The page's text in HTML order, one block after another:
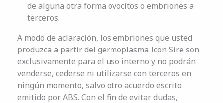
de alguna otra forma ovocitos o embriones a
terceros.
A modo de aclaración, los embriones que usted
produzca a partir del germoplasma Icon Sire son
exclusivamente para el uso interno y no podrán
venderse, cederse ni utilizarse con terceros en
ningún momento, salvo otro acuerdo escrito
emitido por ABS. Con el fin de evitar dudas,